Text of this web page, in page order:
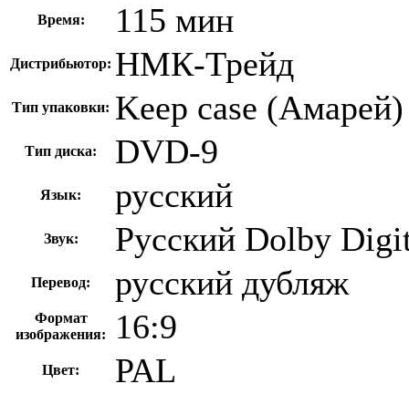
Время: 115 мин
Дистрибьютор: НМК-Трейд
Тип упаковки: Keep case
Тип диска: DVD-9
Язык: русский
Звук: Русский Dolby
Перевод: русский дубляж
Формат
изображения:
16:9
Цвет: PAL